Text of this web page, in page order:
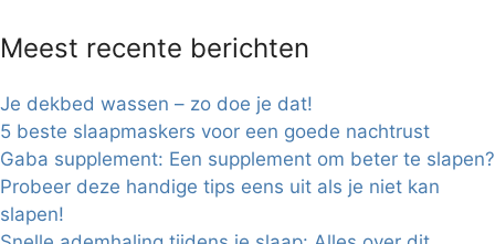
Meest recente berichten
Je dekbed wassen – zo doe je dat!
5 beste slaapmaskers voor een goede nachtrust
Gaba supplement: Een supplement om beter te slapen?
Probeer deze handige tips eens uit als je niet kan
slapen!